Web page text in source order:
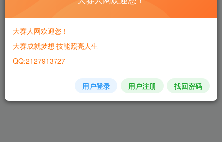
大赛人网欢迎您！
大赛成就梦想 技能照亮人生
QQ:2127913727
用户登录 用户注册 找回密码